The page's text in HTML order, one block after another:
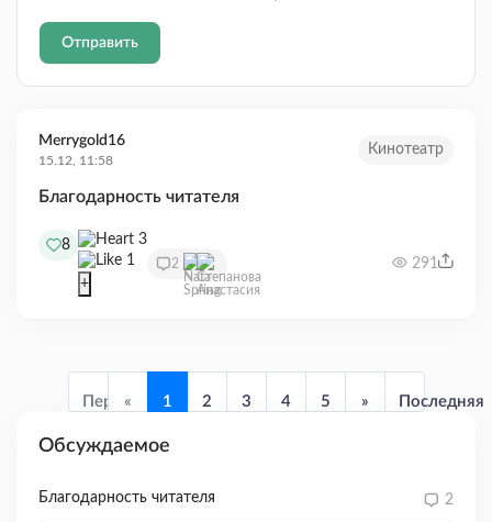
Отправить
Merrygold16
15.12, 11:58
Кинотеатр
Благодарность читателя
8
3
1
+
2 291
Первая
« 1 2 3 4 5 » Последняя
Обсуждаемое
Благодарность читателя 2